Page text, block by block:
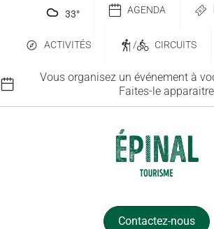
33° AGENDA
ACTIVITÉS / CIRCUITS
Vous organisez un événement à
Faites-le
Contactez-nous